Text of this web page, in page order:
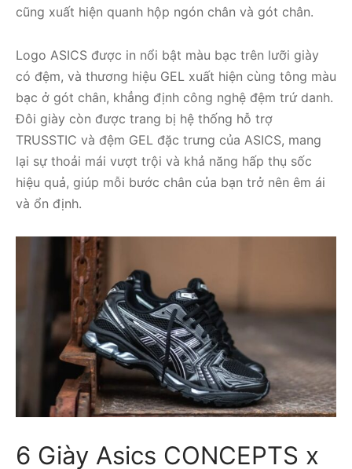
cũng xuất hiện quanh hộp ngón chân và gót chân.
Logo ASICS được in nổi bật màu bạc trên lưỡi giày
có đệm, và thương hiệu GEL xuất hiện cùng tông màu
bạc ở gót chân, khẳng định công nghệ đệm trứ danh.
Đôi giày còn được trang bị hệ thống hỗ trợ
TRUSSTIC và đệm GEL đặc trưng của ASICS, mang
lại sự thoải mái vượt trội và khả năng hấp thụ sốc
hiệu quả, giúp mỗi bước chân của bạn trở nên êm ái
và ổn định.
6 Giày Asics CONCEPTS x